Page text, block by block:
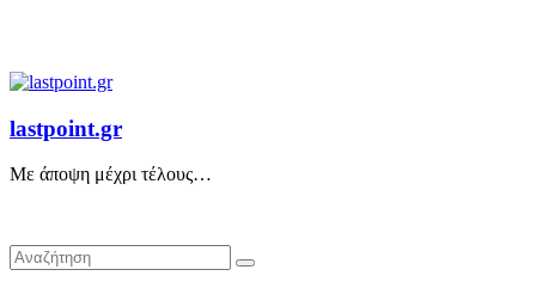
lastpoint.gr
Με άποψη μέχρι τέλους…